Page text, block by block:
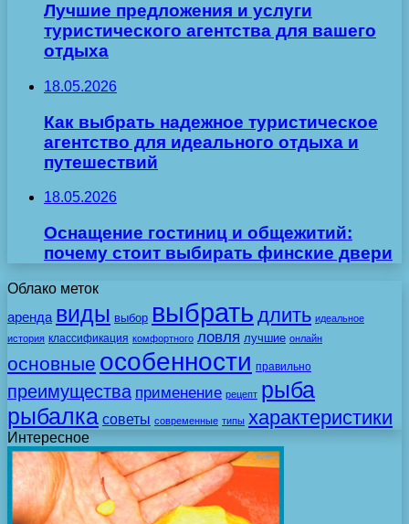
Лучшие предложения и услуги
туристического агентства для вашего
отдыха
18.05.2026
Как выбрать надежное туристическое
агентство для идеального отдыха и
путешествий
18.05.2026
Оснащение гостиниц и общежитий:
почему стоит выбирать финские двери
Облако меток
аренда виды выбор выбрать длить идеальное
история классификация комфортного ловля лучшие онлайн
основные особенности правильно
преимущества применение рецепт рыба
рыбалка советы современные типы характеристики
Интересное